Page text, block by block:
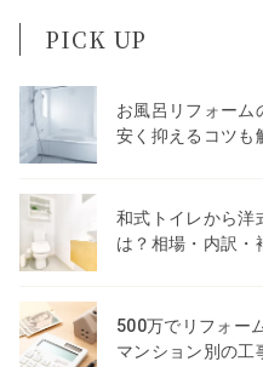
PICK UP
お風呂リフォーム
安く抑えるコツも
和式トイレから洋
は？相場・内訳・
500万でリフォー
マンション別の工